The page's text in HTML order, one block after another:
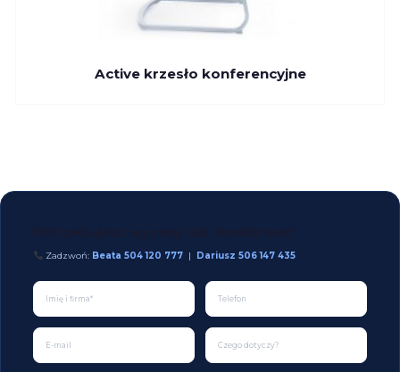
Active krzesło konferencyjne
Zadzwoń: Beata 504 120 777 | Dariusz 506 147 435